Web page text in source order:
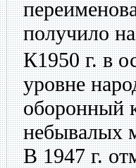
получило
К1950 г. в
уровне
оборонный
небывалых
В 1947 г.